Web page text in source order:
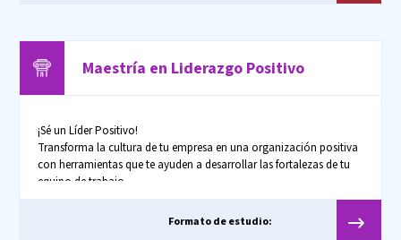
Maestría en LiderazgoPositivo
¡Sé un Líder Positivo!
Transforma la cultura de tu empresa en una organización positiva
con herramientas que te ayuden a desarrollar las fortalezas de tu
equipo de trabajo.
Formato de estudio: